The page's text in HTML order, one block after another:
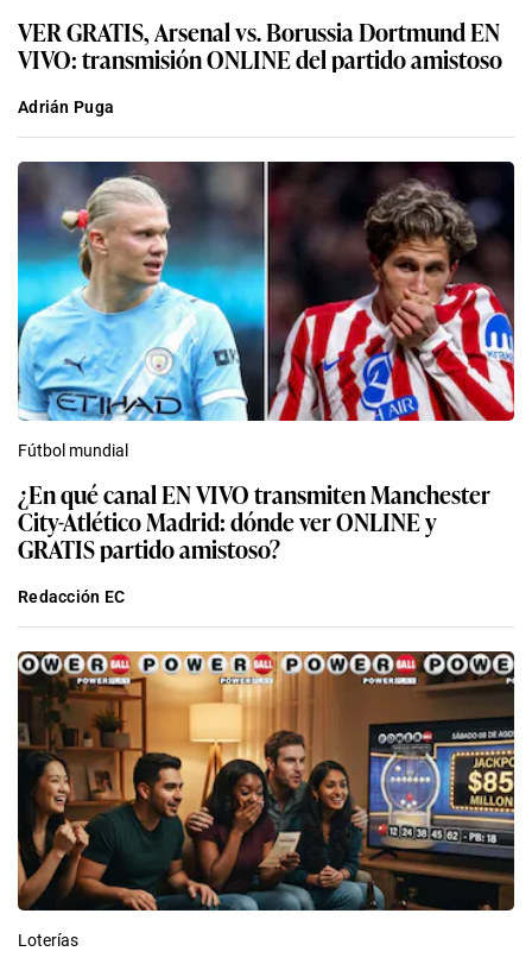
VER GRATIS, Arsenal vs. Borussia Dortmund EN
VIVO: transmisión ONLINE del partido amistoso
Adrián Puga
Fútbol mundial
¿En qué canal EN VIVO transmiten Manchester
City-Atlético Madrid: dónde ver ONLINE y
GRATIS partido amistoso?
Redacción EC
Loterías